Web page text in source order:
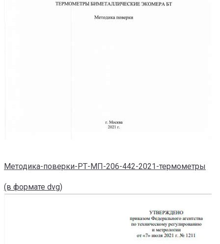
Методика-поверки-РТ-МП-206-442-2021-термометры
(в формате dvg)